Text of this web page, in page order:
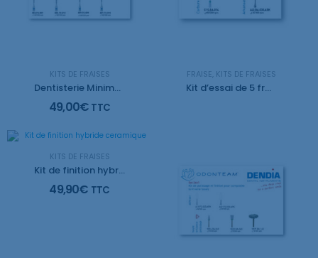
KITS DE FRAISES
Dentisterie Minimalement Invasive – Pr Hervé Tassery
49,00€ TTC
FRAISE KITS DE FRAISES
Kit d’essai de 5 fraises
KITS DE FRAISES
Kit de finition hybride ceramique
49,90€ TTC